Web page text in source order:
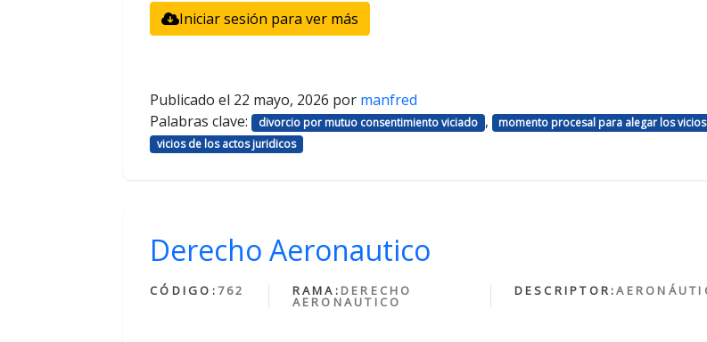
Iniciar sesión para ver más
Publicado el 22 mayo, 2026 por manfred
Palabras clave:
divorcio por mutuo consentimiento viciado , momento procesal para alegar los
vicios de los actos juridicos
Derecho Aeronautico
CÓDIGO: 762 RAMA: DERECHO
AERONAUTICO
DESCRIPTOR: